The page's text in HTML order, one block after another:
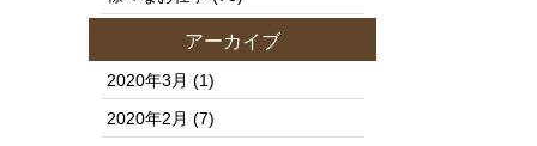
アーカイブ
2020年3月 (1)
2020年2月 (7)